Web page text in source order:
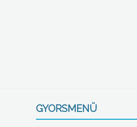
GYORSMENÜ